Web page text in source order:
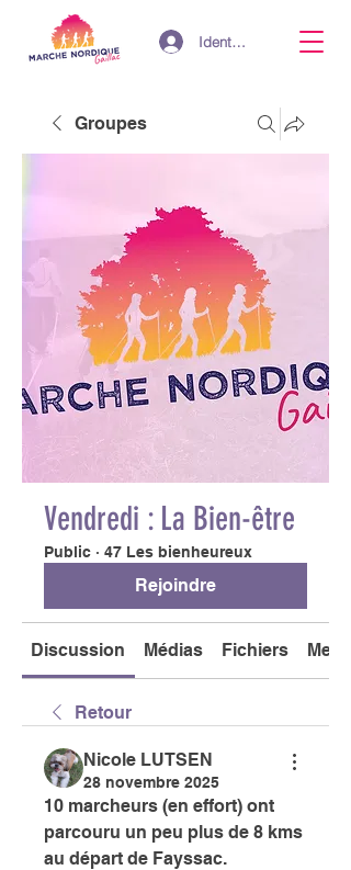
Identifiant
Groupes
Vendredi : La Bien-être
Public · 47 Les bienheureux
Rejoindre
Discussion Médias Fichiers
Retour
Nicole LUTSEN
28 novembre 2025
10 marcheurs (en effort) ont
parcouru un peu plus de 8 kms
au départ de Fayssac.